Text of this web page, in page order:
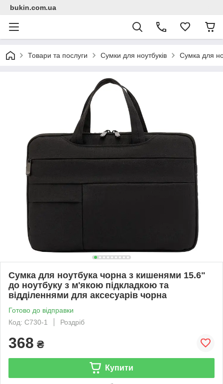
bukin.com.ua
Товари та послуги Сумки для ноутбуків Сумка для
Сумка для ноутбука чорна з кишенями 15.6"
до ноутбуку з м'якою підкладкою та
відділеннями для аксесуарів чорна
Готово до відправки
Код: С730-1
Роздріб
368 ₴
Купити